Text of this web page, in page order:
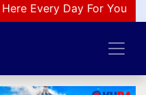
Every Day For You